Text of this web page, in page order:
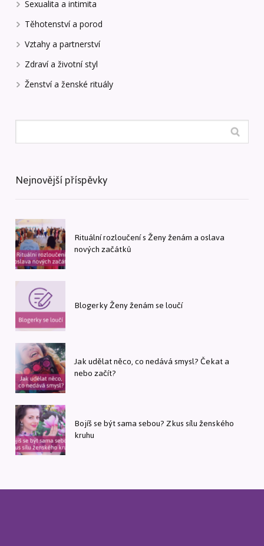
Sexualita a intimita
Těhotenství a porod
Vztahy a partnerství
Zdraví a životní styl
Ženství a ženské rituály
Nejnovější příspěvky
Rituální rozloučení s Ženy ženám a oslava
nových začátků
Blogerky Ženy ženám se loučí
Jak udělat něco, co nedává smysl? Čekat a
nebo začít?
Bojíš se být sama sebou? Zkus sílu ženského
kruhu